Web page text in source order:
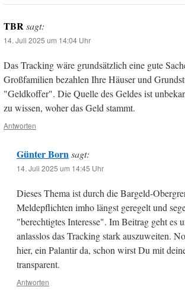
TBRsagt:
14. Juli 2025 um 14:04 Uhr
Das Tracking wäre grundsätzlich eine gute
Großfamilien bezahlen Ihre Häuser und
"Geldkoffer". Die Quelle des Geldes ist
zu wissen, woher das Geld stammt.
Antworten
Günter Born sagt:
14. Juli 2025 um 14:45 Uhr
Dieses Thema ist durch die Bargeld-
Meldepflichten imho längst geregelt und
"berechtigtes Interesse". Im Beitrag geht es
anlasslos das Tracking stark auszuweiten.
hier, ein Palantir da, schon wirst Du mit
transparent.
Antworten